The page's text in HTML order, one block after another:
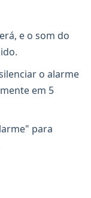
e o som do
o alarme
em 5
para